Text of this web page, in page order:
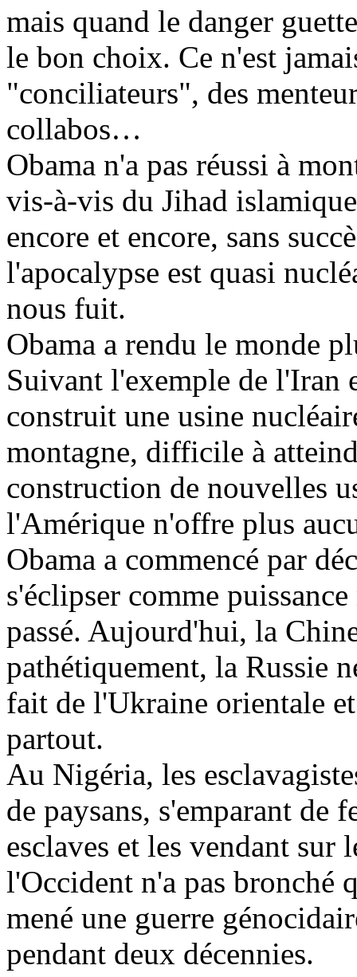
mais quand le danger
le bon choix. Ce n'est
"conciliateurs", des
collabos…
Obama n'a pas réussi à
vis-à-vis du Jihad
encore et encore, sans
l'apocalypse est quasi
nous fuit.
Obama a rendu le monde
Suivant l'exemple de l'Iran
construit une usine
montagne, difficile à
construction de nouvelles
l'Amérique n'offre plus
Obama a commencé par
s'éclipser comme
passé. Aujourd'hui, la
pathétiquement, la Russie
fait de l'Ukraine orientale
partout.
Au Nigéria, les
de paysans, s'emparant de
esclaves et les vendant sur
l'Occident n'a pas bronché
mené une guerre
pendant deux décennies.